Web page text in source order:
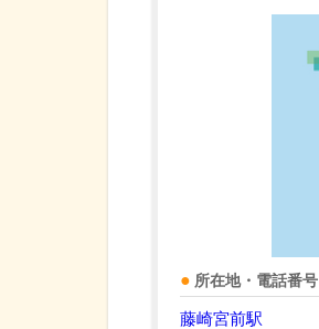
所在地・電話番号
藤崎宮前駅